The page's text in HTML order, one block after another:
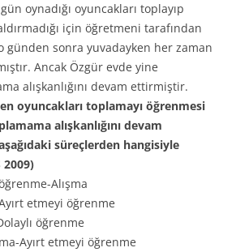
oynadığı oyuncakları toplayıp
için öğretmeni tarafından
günden sonra yuvadayken her zaman
Ancak Özgür evde yine
alışkanlığını devam ettirmiştir.
oyuncakları toplamayı öğrenmesi
alışkanlığını devam
süreçlerden hangisiyle
2009)
Alışma
etmeyi öğrenme
öğrenme
Ayırt etmeyi öğrenme